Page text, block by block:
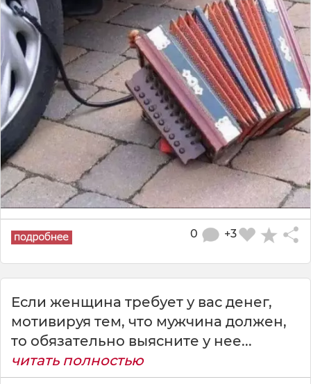
+3
0
Если женщина требует у вас денег,
мотивируя тем, что мужчина должен,
то обязательно выясните у нее...
читать полностью